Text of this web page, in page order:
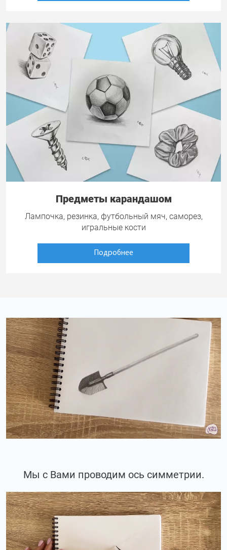
Предметы карандашом
Лампочка, резинка, футбольный мяч, саморез,
игральные кости
Подробнее
Мы с Вами проводим ось симметрии.